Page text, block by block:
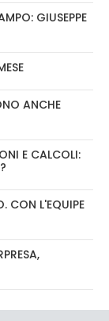
GIUSEPPE
ANCHE
E CALCOLI:
CON L'EQUIPE